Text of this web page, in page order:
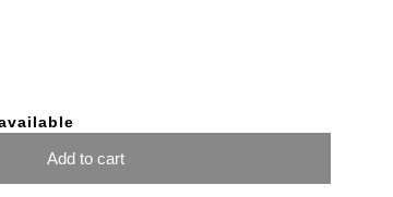
Add to cart